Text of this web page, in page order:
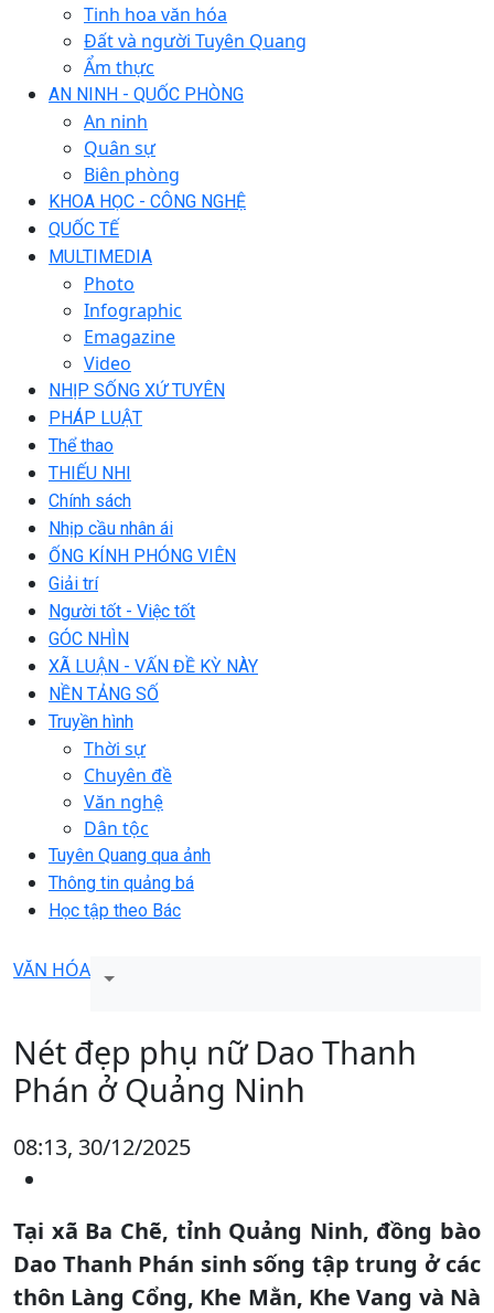
Tinh hoa văn hóa
Đất và người Tuyên Quang
Ẩm thực
AN NINH - QUỐC PHÒNG
An ninh
Quân sự
Biên phòng
KHOA HỌC - CÔNG NGHỆ
QUỐC TẾ
MULTIMEDIA
Photo
Infographic
Emagazine
Video
NHỊP SỐNG XỨ TUYÊN
PHÁP LUẬT
Thể thao
THIẾU NHI
Chính sách
Nhịp cầu nhân ái
ỐNG KÍNH PHÓNG VIÊN
Giải trí
Người tốt - Việc tốt
GÓC NHÌN
XÃ LUẬN - VẤN ĐỀ KỲ NÀY
NỀN TẢNG SỐ
Truyền hình
Thời sự
Chuyên đề
Văn nghệ
Dân tộc
Tuyên Quang qua ảnh
Thông tin quảng bá
Học tập theo Bác
VĂN HÓA
Nét đẹp phụ nữ Dao Thanh
Phán ở Quảng Ninh
08:13, 30/12/2025
Tại xã Ba Chẽ, tỉnh Quảng Ninh, đồng bào
Dao Thanh Phán sinh sống tập trung ở các
thôn Làng Cổng, Khe Mằn, Khe Vang và Nà